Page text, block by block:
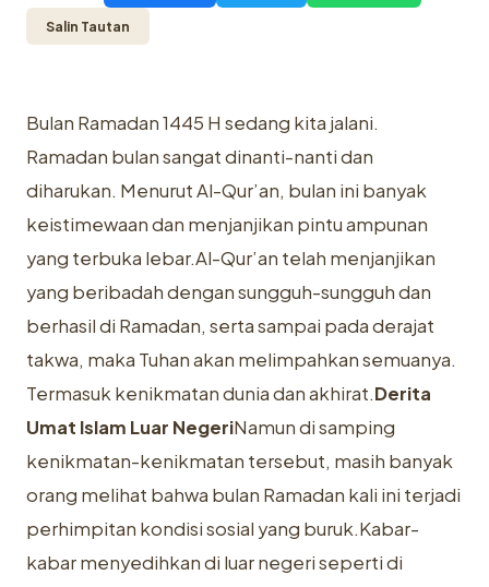
Salin Tautan
Bulan Ramadan 1445 H sedang kita jalani.
Ramadan bulan sangat dinanti-nanti dan
diharukan. Menurut Al-Qur’an, bulan ini banyak
keistimewaan dan menjanjikan pintu ampunan
yang terbuka lebar.Al-Qur’an telah menjanjikan
yang beribadah dengan sungguh-sungguh dan
berhasil di Ramadan, serta sampai pada derajat
takwa, maka Tuhan akan melimpahkan semuanya.
Termasuk kenikmatan dunia dan akhirat.Derita
Umat Islam Luar NegeriNamun di samping
kenikmatan-kenikmatan tersebut, masih banyak
orang melihat bahwa bulan Ramadan kali ini terjadi
perhimpitan kondisi sosial yang buruk.Kabar-
kabar menyedihkan di luar negeri seperti di